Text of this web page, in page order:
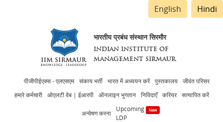
English Hindi
भारतीय प्रबंध संस्थान सिरमौर
INDIAN INSTITUTE OF
MANAGEMENT SIRMAUR
Header
menu
पीजीपीईएक्स - एलएसएम संकाय भर्ती भारत में अध्ययन करें पुस्तकालय
जीवंत परिसर
हमारे कर्मचारी
ओएलटी वेब | ईआरपी ऑनलाइन भुगतान निविदाएँ करियर सत्यापित करें
अन्वेषण करना
Upcoming
LDP